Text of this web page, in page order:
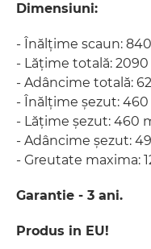
Dimensiuni:
- Înălțime scaun:
​- Lățime totală:
- Adâncime totală:
- Înălțime șezut:
- Lățime șezut: 460
- Adâncime șezut:
- Greutate maxima:
Garantie - 3 ani.
Produs in EU!